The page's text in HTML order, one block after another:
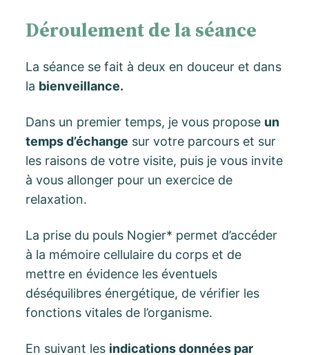
Déroulement de la séance
La séance se fait à deux en douceur et dans
la bienveillance.
Dans un premier temps, je vous propose un
temps d’échange sur votre parcours et sur
les raisons de votre visite, puis je vous invite
à vous allonger pour un exercice de
relaxation.
La prise du pouls Nogier* permet d’accéder
à la mémoire cellulaire du corps et de
mettre en évidence les éventuels
déséquilibres énergétique, de vérifier les
fonctions vitales de l’organisme.
En suivant les indications données par